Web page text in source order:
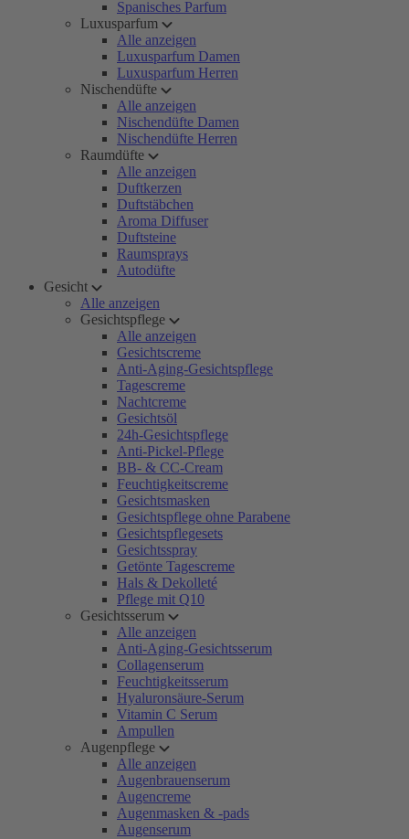
Spanisches Parfum
Luxusparfum
Alle anzeigen
Luxusparfum Damen
Luxusparfum Herren
Nischendüfte
Alle anzeigen
Nischendüfte Damen
Nischendüfte Herren
Raumdüfte
Alle anzeigen
Duftkerzen
Duftstäbchen
Aroma Diffuser
Duftsteine
Raumsprays
Autodüfte
Gesicht
Alle anzeigen
Gesichtspflege
Alle anzeigen
Gesichtscreme
Anti-Aging-Gesichtspflege
Tagescreme
Nachtcreme
Gesichtsöl
24h-Gesichtspflege
Anti-Pickel-Pflege
BB- & CC-Cream
Feuchtigkeitscreme
Gesichtsmasken
Gesichtspflege ohne Parabene
Gesichtspflegesets
Gesichtsspray
Getönte Tagescreme
Hals & Dekolleté
Pflege mit Q10
Gesichtsserum
Alle anzeigen
Anti-Aging-Gesichtsserum
Collagenserum
Feuchtigkeitsserum
Hyaluronsäure-Serum
Vitamin C Serum
Ampullen
Augenpflege
Alle anzeigen
Augenbrauenserum
Augencreme
Augenmasken & -pads
Augenserum